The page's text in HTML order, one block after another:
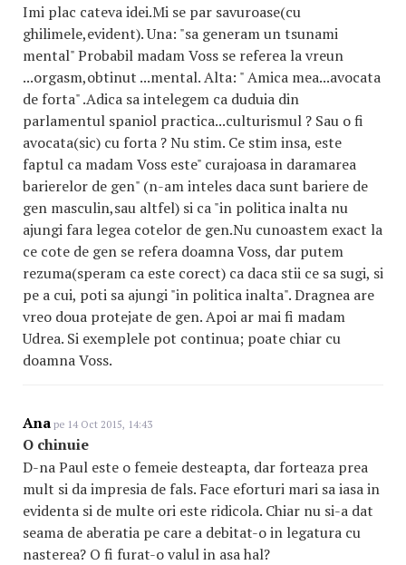
Imi plac cateva idei.Mi se par savuroase(cu
ghilimele,evident). Una: "sa generam un tsunami
mental" Probabil madam Voss se referea la vreun
...orgasm,obtinut ...mental. Alta: " Amica mea...avocata
de forta" .Adica sa intelegem ca duduia din
parlamentul spaniol practica...culturismul ? Sau o fi
avocata(sic) cu forta ? Nu stim. Ce stim insa, este
faptul ca madam Voss este" curajoasa in daramarea
barierelor de gen" (n-am inteles daca sunt bariere de
gen masculin,sau altfel) si ca "in politica inalta nu
ajungi fara legea cotelor de gen.Nu cunoastem exact la
ce cote de gen se refera doamna Voss, dar putem
rezuma(speram ca este corect) ca daca stii ce sa sugi, si
pe a cui, poti sa ajungi "in politica inalta". Dragnea are
vreo doua protejate de gen. Apoi ar mai fi madam
Udrea. Si exemplele pot continua; poate chiar cu
doamna Voss.
Ana pe 14 Oct 2015, 14:43
O chinuie
D-na Paul este o femeie desteapta, dar forteaza prea
mult si da impresia de fals. Face eforturi mari sa iasa in
evidenta si de multe ori este ridicola. Chiar nu si-a dat
seama de aberatia pe care a debitat-o in legatura cu
nasterea? O fi furat-o valul in asa hal?